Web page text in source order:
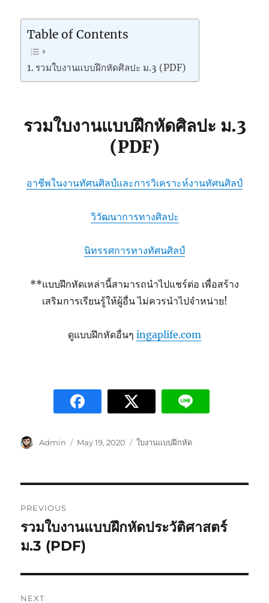
Table of Contents
รวมใบงานแบบฝึกหัดศิลปะ ม.3 (PDF)
รวมใบงานแบบฝึกหัดศิลปะ ม.3
(PDF)
อาชีพในงานทัศนศิลป์และการวิเคราะห์งานทัศนศิลป์
วิวัฒนาการทางศิลปะ
นิทรรศการทางทัศนศิลป์
**แบบฝึกหัดเหล่านี้สามารถนำไปแชร์ต่อ เพื่อสร้าง
เสริมการเรียนรู้ให้ผู้อื่น ไม่ควรนำไปจำหน่าย!
ดูแบบฝึกหัดอื่นๆ ingaplife.com
Admin May 19, 2020 ใบงานแบบฝึกหัด
PREVIOUS
รวมใบงานแบบฝึกหัดประวัติศาสตร์
ม.3 (PDF)
NEXT